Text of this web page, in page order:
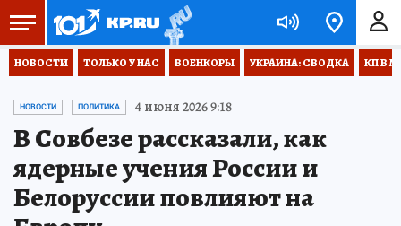
НОВОСТИ ТОЛЬКО У НАС ВОЕНКОРЫ УКРАИНА: СВОДКА КП В
НОВОСТИ ПОЛИТИКА 4 июня 2026 9:18
В Совбезе рассказали, как
ядерные учения России и
Белоруссии повлияют на